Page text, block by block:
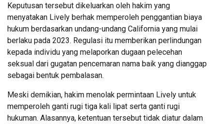
Keputusan tersebut dikeluarkan oleh hakim yang
menyatakan Lively berhak memperoleh penggantian biaya
hukum berdasarkan undang-undang California yang mulai
berlaku pada 2023. Regulasi itu memberikan perlindungan
kepada individu yang melaporkan dugaan pelecehan
seksual dari gugatan pencemaran nama baik yang dianggap
sebagai bentuk pembalasan.
Meski demikian, hakim menolak permintaan Lively untuk
memperoleh ganti rugi tiga kali lipat serta ganti rugi
hukuman. Alasannya, ketentuan tersebut tidak diatur dalam